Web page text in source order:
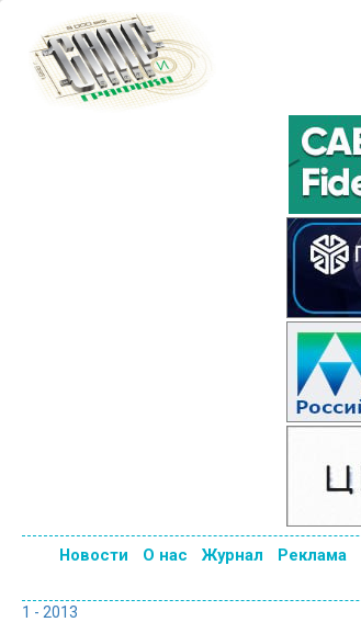
Новости О нас Журнал Реклама
1 - 2013